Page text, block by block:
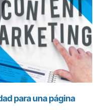
para una página